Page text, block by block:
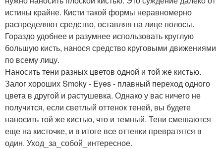
истины крайне. Кисти такой формы неравномерно
распределяют средство, оставляя на лице полосы.
Гораздо удобнее и разумнее использовать круглую
большую кисть, нанося средство круговыми движениями
по всему лицу.
Наносить тени разных цветов одной и той же кистью.
Залог хороших Smoky - Eyes - плавный переход одного
цвета в другой и растушевка. Однако у вас ничего не
получится, если светлый оттенок теней, вы будете
наносить той же кистью, что и темный. Тени смешаются
еще на кисточке, и в итоге все оттенки превратятся в
один. Уход_за_собой_интересное.